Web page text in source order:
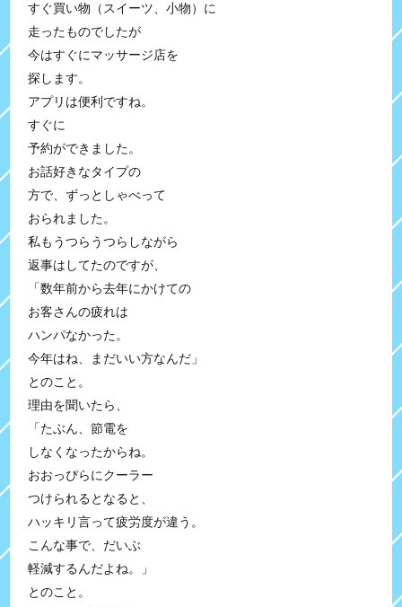
すぐ買い物（スイーツ、小物）に
走ったものでしたが
今はすぐにマッサージ店を
探します。
アプリは便利ですね。
すぐに
予約ができました。
お話好きなタイプの
方で、ずっとしゃべって
おられました。
私もうつらうつらしながら
返事はしてたのですが、
「数年前から去年にかけての
お客さんの疲れは
ハンパなかった。
今年はね、まだいい方なんだ」
とのこと。
理由を聞いたら、
「たぶん、節電を
しなくなったからね。
おおっぴらにクーラー
つけられるとなると、
ハッキリ言って疲労度が違う。
こんな事で、だいぶ
軽減するんだよね。」
とのこと。